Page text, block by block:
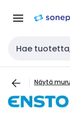
navigointiin
Haku
Näytä